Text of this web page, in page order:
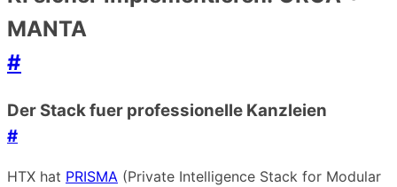
MANTA
#
Der Stack fuer professionelle Kanzleien
#
HTX hat PRISMA (Private Intelligence Stack for Modular